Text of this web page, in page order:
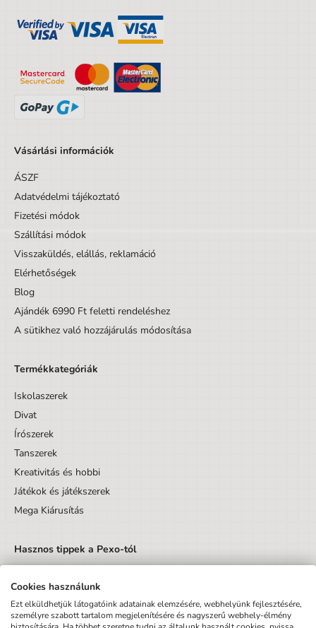
Vásárlási információk
ÁSZF
Adatvédelmi tájékoztató
Fizetési módok
Szállítási módok
Visszaküldés, elállás, reklamáció
Elérhetőségek
Blog
Ajándék 6990 Ft feletti rendeléshez
A sütikhez való hozzájárulás módosítása
Termékkategóriák
Iskolaszerek
Divat
Írószerek
Tanszerek
Kreativitás és hobbi
Játékok és játékszerek
Mega Kiárusítás
Hasznos tippek a Pexo-tól
Cookies használunk
Ezt elküldhetjük látogatóink adatainak elemzésére, webhelyünk fejlesztésére,
személyre szabott tartalom megjelenítésére és nagyszerű webhely-élmény